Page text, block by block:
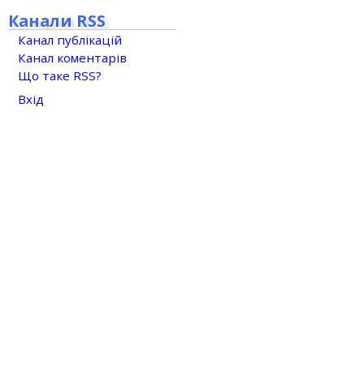
Канали RSS
Канал публікацій
Канал коментарів
Що таке RSS?
Вхід